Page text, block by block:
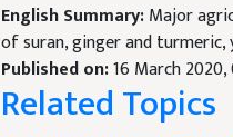
English Summary:Major
of suran, ginger and
Published on:16 March 2020,
Related Topics